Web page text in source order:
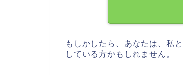
もしかしたら、あなたは、私
している方かもしれません。